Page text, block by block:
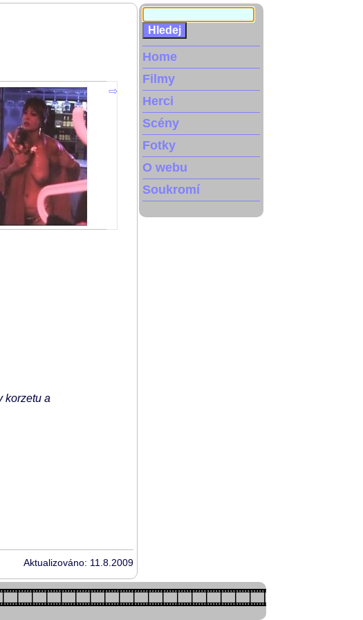
korzetu a
Aktualizováno: 11.8.2009
Home
Filmy
Herci
Scény
Fotky
O webu
Soukromí